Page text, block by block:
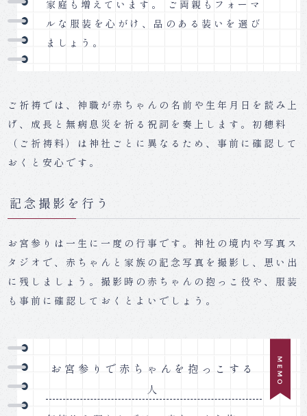
家庭も増えています。 ご両親もフォーマ
ルな服装を心がけ、品のある装いを選び
ましょう。
ご祈祷では、神職が赤ちゃんの名前や生年月日を読み上
げ、成長と無病息災を祈る祝詞を奏上します。初穂料
（ご祈祷料）は神社ごとに異なるため、事前に確認して
おくと安心です。
記念撮影を行う
お宮参りは一生に一度の行事です。神社の境内や写真ス
タジオで、赤ちゃんと家族の記念写真を撮影し、思い出
に残しましょう。撮影時の赤ちゃんの抱っこ役や、服装
も事前に確認しておくとよいでしょう。
お宮参りで赤ちゃんを抱っこする
人